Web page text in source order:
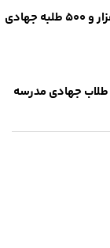
آغاز به‌کار قرارگاه حوزوی «عهد خدمت» / اعزام ۲ هزار و ۵۰۰ طلبه جهادی
جهادی مدرسه